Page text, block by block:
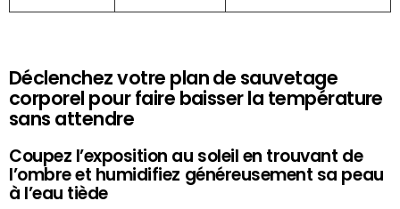
Déclenchez votre plan de sauvetage
corporel pour faire baisser la température
sans attendre
Coupez l’exposition au soleil en trouvant de
l’ombre et humidifiez généreusement sa peau
à l’eau tiède